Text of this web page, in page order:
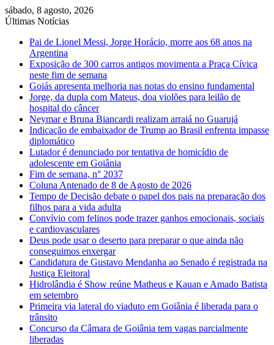
sábado, 8 agosto, 2026
Últimas Notícias
Pai de Lionel Messi, Jorge Horácio, morre aos 68 anos na
Argentina
Exposição de 300 carros antigos movimenta a Praça Cívica
neste fim de semana
Goiás apresenta melhoria nas notas do ensino fundamental
Jorge, da dupla com Mateus, doa violões para leilão de
hospital do câncer
Neymar e Bruna Biancardi realizam arraiá no Guarujá
Indicação de embaixador de Trump ao Brasil enfrenta impasse
diplomático
Lutador é denunciado por tentativa de homicídio de
adolescente em Goiânia
Fim de semana, n° 2037
Coluna Antenado de 8 de Agosto de 2026
Tempo de Decisão debate o papel dos pais na preparação dos
filhos para a vida adulta
Convívio com felinos pode trazer ganhos emocionais, sociais
e cardiovasculares
Deus pode usar o deserto para preparar o que ainda não
conseguimos enxergar
Candidatura de Gustavo Mendanha ao Senado é registrada na
Justiça Eleitoral
Hidrolândia é Show reúne Matheus e Kauan e Amado Batista
em setembro
Primeira via lateral do viaduto em Goiânia é liberada para o
trânsito
Concurso da Câmara de Goiânia tem vagas parcialmente
liberadas